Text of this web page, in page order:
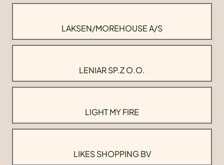
LAKSEN/MOREHOUSE A/S
LENIAR SP.Z O.O.
LIGHT MY FIRE
LIKES SHOPPING BV